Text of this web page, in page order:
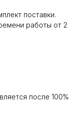
поставки.
работы от 2
после 100%